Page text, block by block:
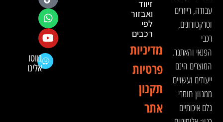
עבודה, רייזרים
וטרקטורונים,
רכבי
הפנאי והאתגר.
המוצרים הינם
ייעודים ועשויים
ממגוון חומרי
גלם איכותיים
זיווד
ואבזור
לפי
רכבים
מדיניות
פרטיות
תקנון
אתר
נווטו
אלינו